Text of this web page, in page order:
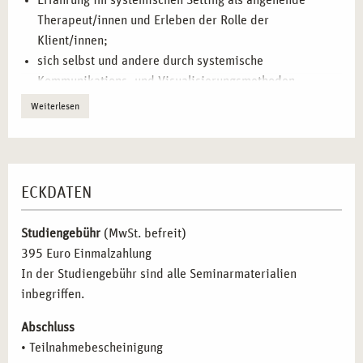
Selbsterfahrung mit konkreten systemischen
Interventionsstrategien:
Erkundung der eigenen systemischen Prägungen
Reflexionsmechanismen.
Vertiefung systemischer Kommunikationsstrategien
Gezielte Nutzung von Fragetechniken und
Lösungsansätzen in der Beratung.
Bewusstes Wahrnehmen systemischer
Wechselwirkungen – Verstehen, wie interpersonelle
Dynamiken persönliche Prozesse beeinflussen.
Selbstfürsorge und Abgrenzung als essenzielle
Bestandteile der beratenden Tätigkeit.
Therapeut/innen und Erleben der Rolle der
Klient/innen;
sich selbst und andere durch systemische
Kommunikations- und Visualisierungsmethoden
erleben;
Üben, mit sich und anderen über systemische Methoden
in den Kontakt zu treten;
Üben Selbst- und Fremdwahrnehmung und deren
innerliche Befindlichkeiten im systemischen Prozess
wahrzunehmen, beschreiben und ausdrücken;
Reflektion von Nähe und Distanz aus professioneller
Sicht in unterschiedlichen Rollen.
Erforschen eigener (Lebens-)Themen und
Musterwiederholungen in unterschiedlichen Kontexten
Weiterlesen
ECKDATEN
Studiengebühr (MwSt. befreit)
395 Euro Einmalzahlung
In der Studiengebühr sind alle Seminarmaterialien
inbegriffen.
Abschluss
• Teilnahmebescheinigung